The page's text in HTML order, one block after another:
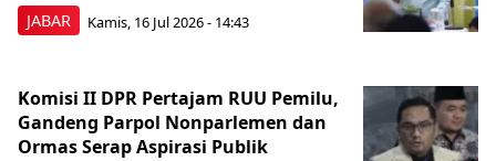
JABAR Kamis, 16 Jul 2026 - 14:43
Komisi II DPR Pertajam RUU Pemilu,
Gandeng Parpol Nonparlemen dan
Ormas Serap Aspirasi Publik